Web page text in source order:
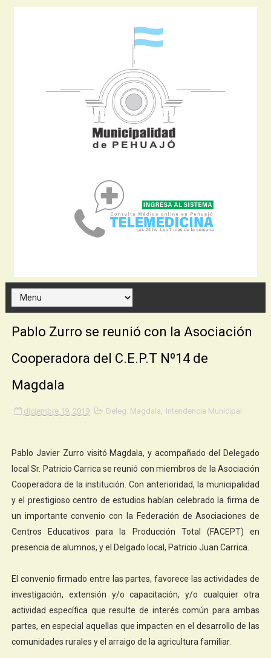
Pablo Zurro se reunió con la Asociación
Cooperadora del C.E.P.T Nº14 de
Magdala
diciembre 19, 2019 Deleg. Magdala Intendencia Municipal
Pablo Javier Zurro visitó Magdala, y acompañado del Delegado
local Sr. Patricio Carrica se reunió con miembros de la Asociación
Cooperadora de la institución. Con anterioridad, la municipalidad
y el prestigioso centro de estudios habían celebrado la firma de
un importante convenio con la Federación de Asociaciones de
Centros Educativos para la Producción Total (FACEPT) en
presencia de alumnos, y el Delgado local, Patricio Juan Carrica.
El convenio firmado entre las partes, favorece las actividades de
investigación, extensión y/o capacitación, y/o cualquier otra
actividad específica que resulte de interés común para ambas
partes, en especial aquellas que impacten en el desarrollo de las
comunidades rurales y el arraigo de la agricultura familiar.